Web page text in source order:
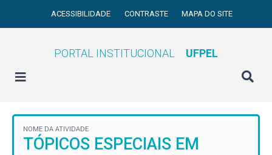
ACESSIBILIDADE CONTRASTE MAPA DO SITE
PORTAL INSTITUCIONAL UFPEL
NOME DA ATIVIDADE
TÓPICOS ESPECIAIS EM